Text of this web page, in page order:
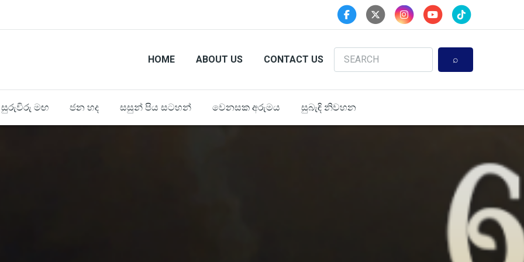
HOME ABOUT US CONTACT US
Search
සුරුවිරු මඟ ජන හද සසුන් පිය සටහන් වෙනසක අරුමය සුබැඳි නිවහන